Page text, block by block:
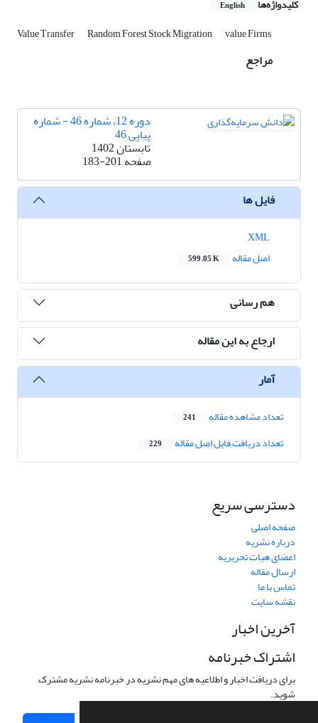
کلیدواژه‌ها English
Value Transfer Random Forest Stock Migration value Firms
مراجع
دوره 12، شماره 46 - شماره
پیاپی 46
تابستان 1402
صفحه183-201
فایل ها
اصل مقاله
599.05 K
هم رسانی
ارجاع به این مقاله
آمار
تعداد مشاهده مقاله 241
تعداد دریافت فایل اصل مقاله 229
دسترسی سریع
صفحه اصلی
درباره نشریه
اعضای هیات تحریریه
ارسال مقاله
تماس با ما
نقشه سایت
آخرین اخبار
اشتراک خبرنامه
برای دریافت اخبار و اطلاعیه های مهم نشریه در خبرنامه نشریه مشترک
شوید.